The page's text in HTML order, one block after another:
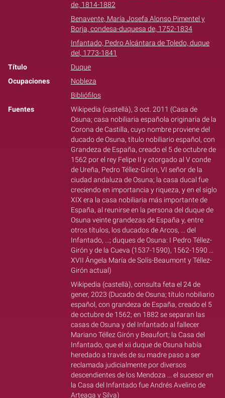
de, 1814-1882
Benavente, María Josefa Alonso Pimentel y
Borja, condesa-duquesa de, 1752-1834
Infantado, Pedro Alcántara de Toledo, duque
del, 1773-1841
Título
Duque
Ocupaciones
Nobleza
Bibliófilos
Fuentes
Wikipedia (castellà), 3 oct. 2011 (Casa de
Osuna; casa nobiliaria española originaria de la
Corona de Castilla, cuyo nombre proviene del
ducado de Osuna, título nobiliario español, con
Grandeza de España, creado el 5 de octubre de
1562 por el rey Felipe II y otorgado al V conde
de Ureña, Pedro Téllez-Girón, VI señor de la
ciudad andaluza de Osuna; la casa ducal fue
creciendo en importancia y riqueza, y en el siglo
XIX era la casa nobiliaria más importante de
España, al reunirse en la persona del duque de
Osuna veinte grandezas de España y, entre
otros títulos, los ducados de Arcos, ... del
Infantado, ...; duques de Osuna: I Pedro Téllez-
Girón y de la Cueva (1537-1590), 1562-1590 ...
XVII Ángela María de Solís-Beaumont y Téllez-
Girón actual)
Wikipedia (castellà), consulta feta el 24 de
gener, 2023 (Ducado de Osuna; título nobiliario
español, con grandeza de España,​ creado el 5
de octubre de 1562; en 1882 se separan las
casas de Osuna y del Infantado al fallecer
Mariano Téllez Girón y Beaufort; la Casa del
Infantado, que el xii duque de Osuna había
heredado a través de su madre paso a ser
reclamada judicialmente por diversos
descendientes de los Mendoza ... el sucesor en
la Casa del Infantado fue Andrés Avelino de
Arteaga y Silva)